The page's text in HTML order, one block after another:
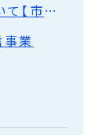
室蘭市働き手確保支援事業について【市内中小企業向け】
事業